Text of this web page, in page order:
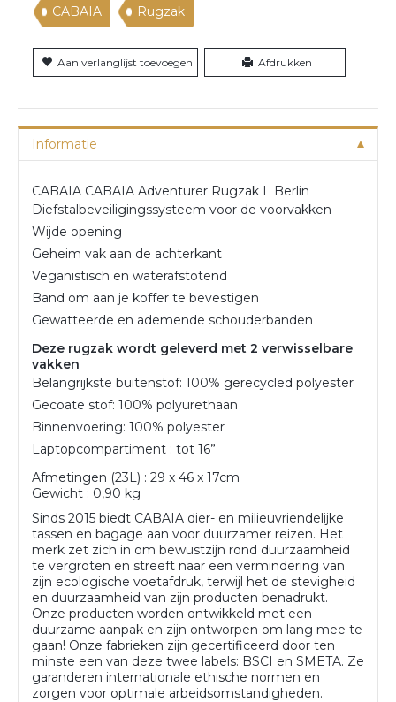
CABAIA Rugzak
Aan verlanglijst toevoegen Afdrukken
Informatie
CABAIA CABAIA Adventurer Rugzak L Berlin
Diefstalbeveiligingssysteem voor de voorvakken
Wijde opening
Geheim vak aan de achterkant
Veganistisch en waterafstotend
Band om aan je koffer te bevestigen
Gewatteerde en ademende schouderbanden
Deze rugzak wordt geleverd met 2 verwisselbare
vakken
Belangrijkste buitenstof: 100% gerecycled polyester
Gecoate stof: 100% polyurethaan
Binnenvoering: 100% polyester
Laptopcompartiment : tot 16”
Afmetingen (23L) : 29 x 46 x 17cm
Gewicht : 0,90 kg
Sinds 2015 biedt CABAIA dier- en milieuvriendelijke
tassen en bagage aan voor duurzamer reizen. Het
merk zet zich in om bewustzijn rond duurzaamheid
te vergroten en streeft naar een vermindering van
zijn ecologische voetafdruk, terwijl het de stevigheid
en duurzaamheid van zijn producten benadrukt.
Onze producten worden ontwikkeld met een
duurzame aanpak en zijn ontworpen om lang mee te
gaan! Onze fabrieken zijn gecertificeerd door ten
minste een van deze twee labels: BSCI en SMETA. Ze
garanderen internationale ethische normen en
zorgen voor optimale arbeidsomstandigheden.